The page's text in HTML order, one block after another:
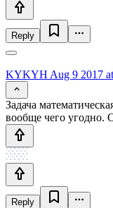
Reply
KYKYH Aug 9 2017
Задача
вообще чего угодно.
Reply